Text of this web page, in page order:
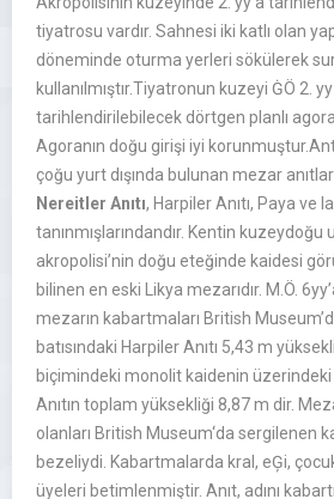
tiyatrosu vardır. Sahnesi iki katlı olan
döneminde oturma yerleri sökülerek sur
kullanılmıştır.Tiyatronun kuzeyi ĠÖ 2.
tarihlendirilebilecek dörtgen planlı
Agoranın doğu girişi iyi
çoğu yurt dışında bulunan mezar
Nereitler Anıtı, Harpiler Anıtı, Paya ve
tanınmışlarındandır. Kentin kuzeydoğu
akropolisi’nin doğu eteğinde kaidesi
bilinen en eski Likya mezarıdır. M.Ö.
mezarın kabartmaları British
batısındaki Harpiler Anıtı 5,43 m
biçimindeki monolit kaidenin üzerindeki
Anıtın toplam yüksekliği 8,87 m dir.
olanları British Museum‘da sergilenen
bezeliydi. Kabartmalarda kral, eĢi,
üyeleri betimlenmiştir. Anıt, adını